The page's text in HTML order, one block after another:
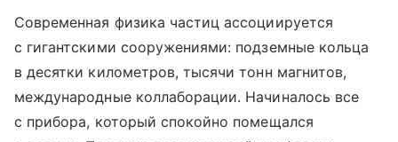
Современная физика частиц ассоциируется
с гигантскими сооружениями: подземные кольца
в десятки километров, тысячи тонн магнитов,
международные коллаборации. Начиналось все
с прибора, который спокойно помещался